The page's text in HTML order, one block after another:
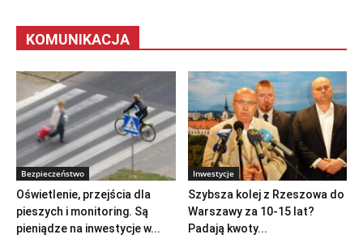
KOMUNIKACJA
Bezpieczeństwo
Oświetlenie, przejścia dla
pieszych i monitoring. Są
pieniądze na inwestycje w...
Inwestycje
Szybsza kolej z Rzeszowa do
Warszawy za 10-15 lat?
Padają kwoty...